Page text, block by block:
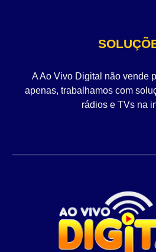
A Ao Vivo Digital não vende
apenas, trabalhamos com
rádios e TVs na